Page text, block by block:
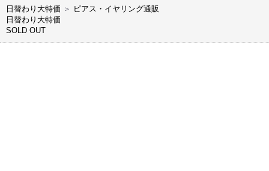
日替わり大特価 ＞ ピアス・イヤリング通販
日替わり大特価
SOLD OUT